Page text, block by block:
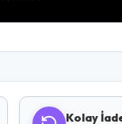
Kolay